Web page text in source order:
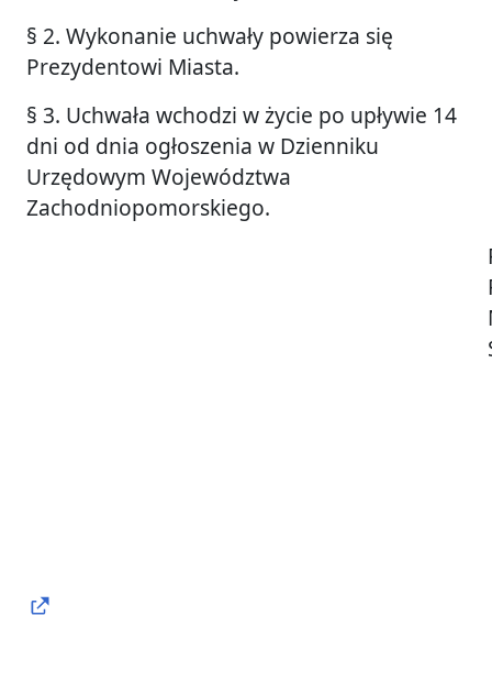
§ 2. Wykonanie uchwały powierza się
Prezydentowi Miasta.
§ 3. Uchwała wchodzi w życie po upływie 14
dni od dnia ogłoszenia w Dzienniku
Urzędowym Województwa
Zachodniopomorskiego.